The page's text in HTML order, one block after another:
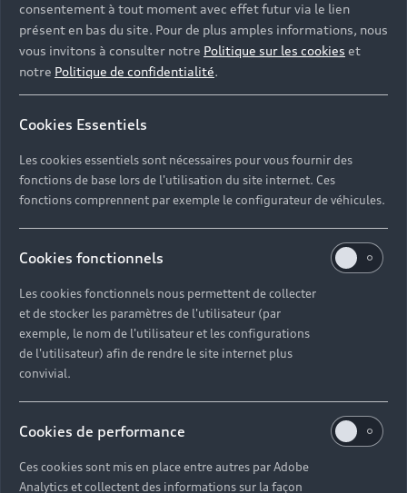
consentement à tout moment avec effet futur via le lien
présent en bas du site. Pour de plus amples informations, nous
vous invitons à consulter notre Politique sur les cookies et
notre Politique de confidentialité.
Cookies Essentiels
Les cookies essentiels sont nécessaires pour vous fournir des
fonctions de base lors de l'utilisation du site internet. Ces
fonctions comprennent par exemple le configurateur de véhicules.
Cookies fonctionnels
Les cookies fonctionnels nous permettent de collecter
et de stocker les paramètres de l'utilisateur (par
exemple, le nom de l'utilisateur et les configurations
de l'utilisateur) afin de rendre le site internet plus
convivial.
Cookies de performance
Ces cookies sont mis en place entre autres par Adobe
Analytics et collectent des informations sur la façon
1. Sélectionnez et réservez votre Audi
En ligne ou par téléphone.
2. Récupérez votre Audi
Le véhicule que vous avez choisi vous attend dans